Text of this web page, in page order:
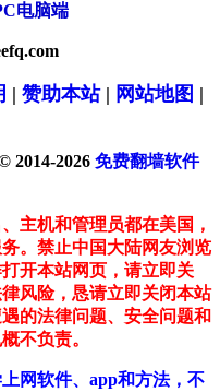
电脑端
| 赞助本站| 网站地图 |
2014-2026 免费翻墙软件
主机和管理员都在美国，
。禁止中国大陆网友浏览
开本站网页，请立即关
风险，恳请立即关闭本站
的法律问题、安全问题和
不负责。
网软件、app和方法，不